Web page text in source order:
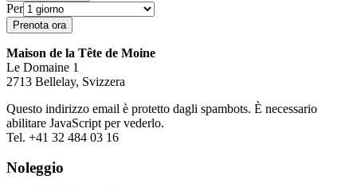
Per
Maison de la Tête de Moine
Le Domaine 1
2713 Bellelay, Svizzera
Questo indirizzo email è protetto dagli spambots. È necessario
abilitare JavaScript per vederlo.
Tel. +41 32 484 03 16
Noleggio